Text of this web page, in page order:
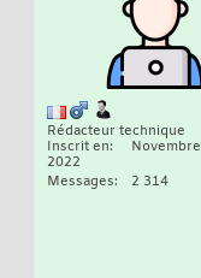
Rédacteur technique
Inscrit en
Novembre
2022
Messages
2 314